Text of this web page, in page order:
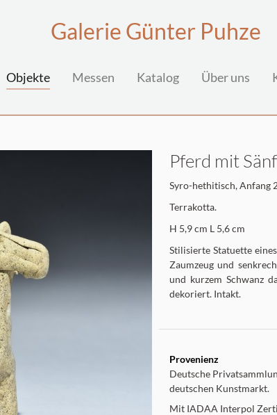
Galerie Günter Puhze
Objekte(current)
Messen Katalog Über uns
Pferd mit
Syro-hethitisch, Anfang
Terrakotta.
H 5,9 cm L 5,6 cm
Stilisierte Statuette
Zaumzeug und
und kurzem Schwanz
dekoriert. Intakt.
Provenienz
Deutsche
deutschen Kunstmarkt.
Mit IADAA Interpol